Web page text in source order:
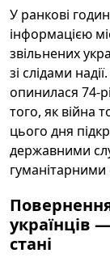
У ранкові
інформацією
звільнених
зі слідами
опинилася 74-
того, як війна
цього дня
державними
гуманітарними
українців
стані